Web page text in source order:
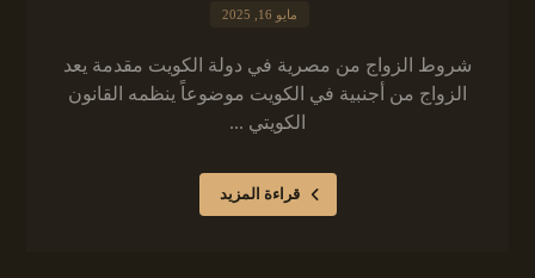
مايو 16, 2025
شروط الزواج من مصرية في دولة الكويت مقدمة يعد
الزواج من أجنبية في الكويت موضوعاً ينظمه القانون
الكويتي ...
قراءة المزيد